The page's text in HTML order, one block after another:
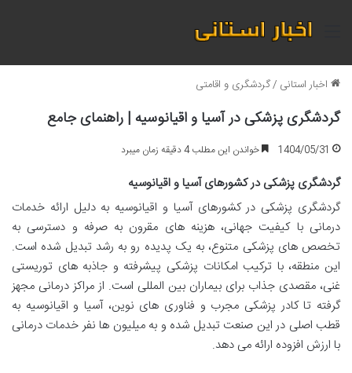
منو
اخبار استانی /گردشگری و اقامتی
گردشگری پزشکی در آسیا و اقیانوسیه | راهنمای جامع
1404/05/31 خواندن این مطلب 4 دقیقه زمان میبرد
گردشگری پزشکی در کشورهای آسیا و اقیانوسیه
گردشگری پزشکی در کشورهای آسیا و اقیانوسیه به دلیل ارائه خدمات
درمانی با کیفیت جهانی، هزینه های مقرون به صرفه و دسترسی به
تخصص های پزشکی متنوع، به یک پدیده رو به رشد تبدیل شده است.
این منطقه، با ترکیب امکانات پزشکی پیشرفته و جاذبه های توریستی
غنی، مقصدی جذاب برای بیماران بین المللی است. از مراکز درمانی مجهز
گرفته تا کادر پزشکی مجرب و فناوری های نوین، آسیا و اقیانوسیه به
قطب اصلی در این صنعت تبدیل شده و به میلیون ها نفر خدمات درمانی
با ارزش افزوده ارائه می دهد.